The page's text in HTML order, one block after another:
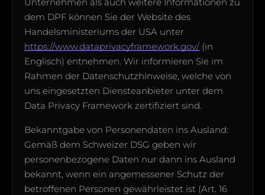
dem DPF können Sie der Website des
Handelsministeriums der USA unter
https://www.dataprivacyframework.gov/(in
Englisch) entnehmen. Wir informieren Sie im
Rahmen der Datenschutzhinweise, welche von
uns eingesetzten Diensteanbieter unter dem
Data Privacy Framework zertifiziert sind.
Bekanntgabe von Personendaten ins Ausland:
Gemäß dem Schweizer DSG geben wir
personenbezogene Daten nur dann ins Ausland
bekannt, wenn ein angemessener Schutz der
betroffenen Personen gewährleistet ist (Art. 16